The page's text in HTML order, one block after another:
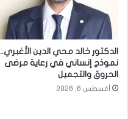
الدكتور خالد محي الدين الأغبري..
نموذج إنساني في رعاية مرضى
الحروق والتجميل
أغسطس 6, 2026